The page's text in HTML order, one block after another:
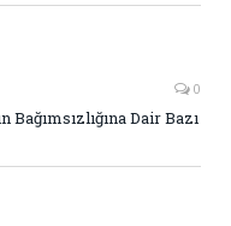
0
Bağımsızlığına Dair Bazı